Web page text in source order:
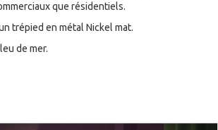
que résidentiels.
trépied en métal Nickel mat.
de mer.